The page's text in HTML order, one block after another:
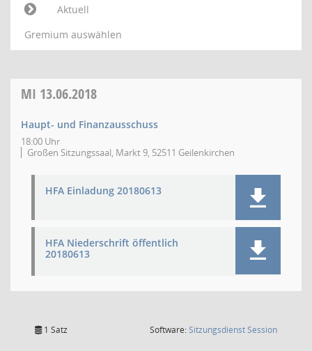
Aktuell
Gremium auswählen
MI 13.06.2018
Haupt- und Finanzausschuss
18:00 Uhr
Großen Sitzungssaal, Markt 9, 52511 Geilenkirchen
HFA Einladung 20180613
HFA Niederschrift öffentlich
20180613
1 Satz Software:SitzungsdienstSession(Wird in